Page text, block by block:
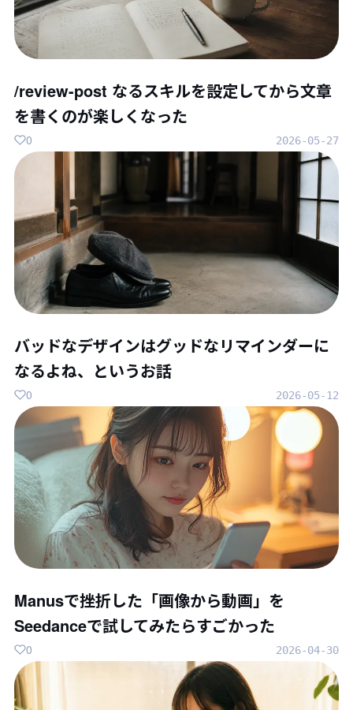
/review-post なるスキルを設定してから文章
を書くのが楽しくなった
2026-05-27
0
バッドなデザインはグッドなリマインダーに
なるよね、というお話
2026-05-12
0
Manusで挫折した「画像から動画」を
Seedanceで試してみたらすごかった
2026-04-30
0